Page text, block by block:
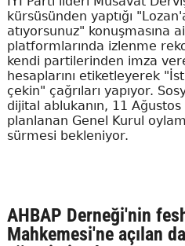
kürsüsünden yaptığı
atıyorsunuz" konuşmasına
platformlarında izlenme
kendi partilerinden imza
hesaplarını etiketleyerek
çekin" çağrıları yapıyor.
dijital ablukanın, 11 Ağustos
planlanan Genel Kurul
sürmesi bekleniyor.
AHBAP Derneği'nin
Mahkemesi'ne açılan